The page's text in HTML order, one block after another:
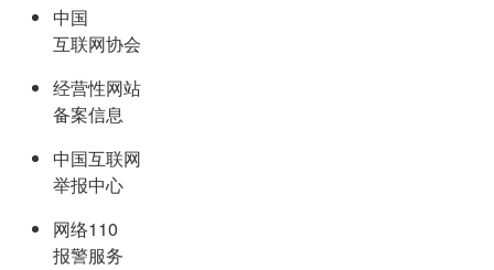
中国
互联网协会
经营性网站
备案信息
中国互联网
举报中心
网络110
报警服务